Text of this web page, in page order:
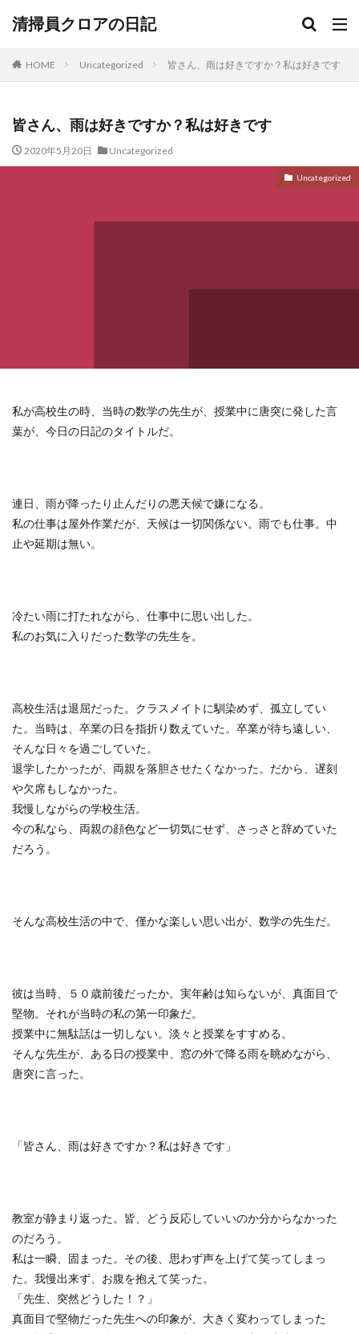
清掃員クロアの日記
HOME Uncategorized 皆さん、雨は好きですか？私は好きです
皆さん、雨は好きですか？私は好きです
2020年5月20日 Uncategorized
Uncategorized
私が高校生の時、当時の数学の先生が、授業中に唐突に発した言
葉が、今日の日記のタイトルだ。
連日、雨が降ったり止んだりの悪天候で嫌になる。
私の仕事は屋外作業だが、天候は一切関係ない。雨でも仕事。中
止や延期は無い。
冷たい雨に打たれながら、仕事中に思い出した。
私のお気に入りだった数学の先生を。
高校生活は退屈だった。クラスメイトに馴染めず、孤立してい
た。当時は、卒業の日を指折り数えていた。卒業が待ち遠しい、
そんな日々を過ごしていた。
退学したかったが、両親を落胆させたくなかった。だから、遅刻
や欠席もしなかった。
我慢しながらの学校生活。
今の私なら、両親の顔色など一切気にせず、さっさと辞めていた
だろう。
そんな高校生活の中で、僅かな楽しい思い出が、数学の先生だ。
彼は当時、５０歳前後だったか。実年齢は知らないが、真面目で
堅物。それが当時の私の第一印象だ。
授業中に無駄話は一切しない。淡々と授業をすすめる。
そんな先生が、ある日の授業中、窓の外で降る雨を眺めながら、
唐突に言った。
「皆さん、雨は好きですか？私は好きです」
教室が静まり返った。皆、どう反応していいのか分からなかった
のだろう。
私は一瞬、固まった。その後、思わず声を上げて笑ってしまっ
た。我慢出来ず、お腹を抱えて笑った。
「先生、突然どうした！？」
真面目で堅物だった先生への印象が、大きく変わってしまった